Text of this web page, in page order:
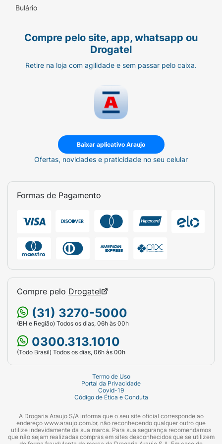
saudáveis.
Dermocosmético
Idade recomendada:
no couro cabeludo, massageando
suavemente até formar espuma e, em
seguida, enxágue bem para minimizar o
diário.
Baicapil, bioecolia, climbazol, d pantenol,
Composição:
Aqua, Alpha-glucan oligosaccharide, Arginine,
Biotin, Calcium Gluconate, Citric acid,
Disodium EDTA, DMDM Hydantoin,
Gluconolactone, Glycine Soja Germ Extract,
Lactic Acid, Magnesium Chloride, Magnesium
Nitrate, Methylchloroisothiazolinone,
Glycol, Phenoxyethanol, Polyacrylate
Crosspolymer-6, Propanediol, Propylene
Sodium Benzoate, Sodium Laureth Sulfate, T-
butyl Alcohol e Triticum Vulgare Germ
Bulário
Compre pelo site, app, whatsapp ou
Drogatel
Retire na loja com agilidade e sem passar pelo caixa.
Baixar aplicativo Araujo
Ofertas, novidades e praticidade no seu celular
Formas de Pagamento
Compre pelo Drogatel
(31) 3270-5000
(BH e Região) Todos os dias, 06h às 00h
0300.313.1010
(Todo Brasil) Todos os dias, 06h às 00h
Termo de Uso
Portal da Privacidade
Covid-19
Código de Ética e Conduta
A Drogaria Araujo S/A informa que o seu site oficial corresponde ao
endereço www.araujo.com.br, não reconhecendo qualquer outro que
utilize indevidamente da sua marca. Para sua segurança recomendamos
que não sejam realizadas compras em sites desconhecidos que se utilizem